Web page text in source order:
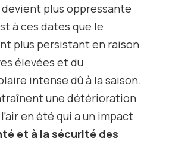
plus oppressante
à ces dates que le
plus persistant en raison
élevées et du
intense dû à la saison.
une détérioration
en été qui a un impact
et à la sécurité des